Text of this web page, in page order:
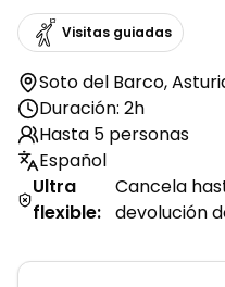
Visitas guiadas
Soto del Barco,
Duración: 2h
Hasta 5 personas
Español
Ultra
flexible:
Cancela
devolución